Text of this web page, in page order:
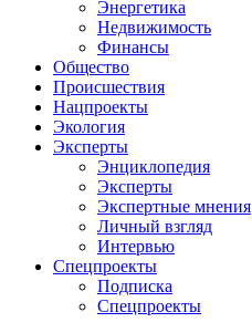
Энергетика
Недвижимость
Финансы
Общество
Происшествия
Нацпроекты
Экология
Эксперты
Энциклопедия
Эксперты
Экспертные мнения
Личный взгляд
Интервью
Спецпроекты
Подписка
Спецпроекты